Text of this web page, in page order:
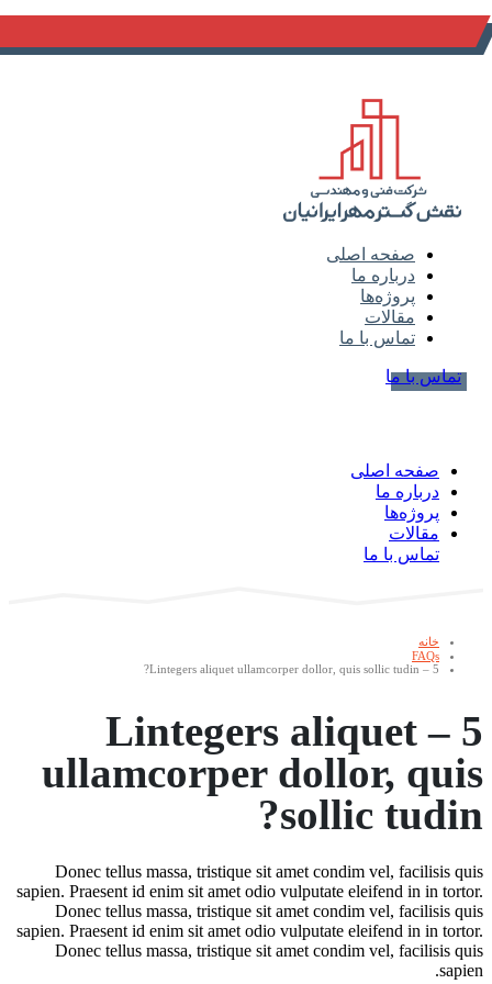
صفحه اصلی
درباره ما
پروژه‌ها
مقالات
تماس با ما
تماس با ما
صفحه اصلی
درباره ما
پروژه‌ها
مقالات
تماس با ما
خانه
FAQs
5 – Lintegers aliquet ullamcorper dollor, quis sollic tudin?
5 – Lintegers aliquet
ullamcorper dollor, quis
sollic tudin?
Donec tellus massa, tristique sit amet condim vel, facilisis quis
sapien. Praesent id enim sit amet odio vulputate eleifend in in tortor.
Donec tellus massa, tristique sit amet condim vel, facilisis quis
sapien. Praesent id enim sit amet odio vulputate eleifend in in tortor.
Donec tellus massa, tristique sit amet condim vel, facilisis quis
sapien.